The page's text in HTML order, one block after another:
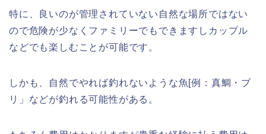
特に、良いのが管理されていない自然な場所ではない
ので危険が少なくファミリーでもできますしカップル
などでも楽しむことが可能です。
しかも、自然でやれば釣れないような魚[例：真鯛・ブ
リ」などが釣れる可能性がある。